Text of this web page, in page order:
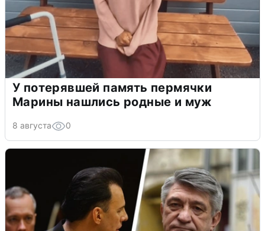
У потерявшей память пермячки
Марины нашлись родные и муж
8 августа 0